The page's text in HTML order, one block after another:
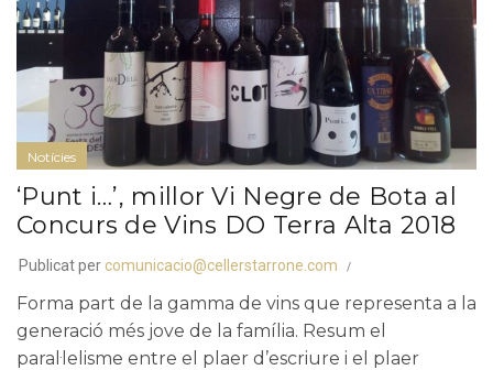
Notícies
‘Punt i…’, millor Vi Negre de Bota al
Concurs de Vins DO Terra Alta 2018
Publicat per comunicacio@cellerstarrone.com
Forma part de la gamma de vins que representa a la
generació més jove de la família. Resum el
paral·lelisme entre el plaer d’escriure i el plaer